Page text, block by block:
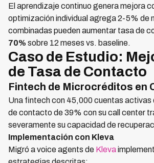
El aprendizaje continuo genera mejora
optimización individual agrega 2-5% de
combinadas pueden aumentar tasa de
70% sobre 12 meses vs. baseline.
Caso de Estudio:
de Tasa de Contacto
Fintech de Microcréditos en
Una fintech con 45,000 cuentas
de contacto de 39% con su call center
severamente su capacidad de
Implementación con Kleva
Migró a voice agents de Kleva